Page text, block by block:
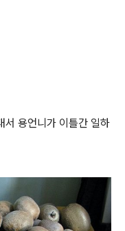
서 용언니가 이틀간 일하